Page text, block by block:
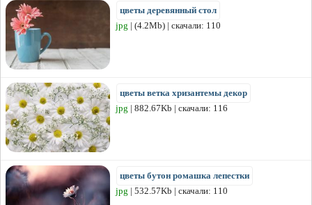
цветы деревянный стол
jpg | (4.2Mb) | скачали: 110
цветы ветка хризантемы декор
jpg | 882.67Kb | скачали: 116
цветы бутон ромашка лепестки
jpg | 532.57Kb | скачали: 110